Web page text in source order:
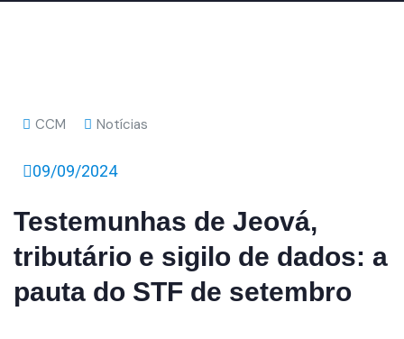
CCM Notícias
09/09/2024
Testemunhas de Jeová,
tributário e sigilo de dados: a
pauta do STF de setembro